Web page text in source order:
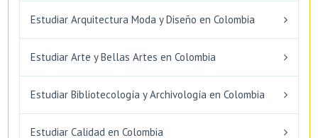
Estudiar Arquitectura Moda y Diseño en Colombia
Estudiar Arte y Bellas Artes en Colombia
Estudiar Bibliotecología y Archivología en Colombia
Estudiar Calidad en Colombia